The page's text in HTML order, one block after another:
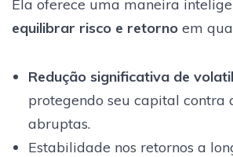
Ela oferece uma maneira
equilibrar risco e retorno em
Redução significativa de
protegendo seu capital contra
abruptas.
Estabilidade nos retornos a